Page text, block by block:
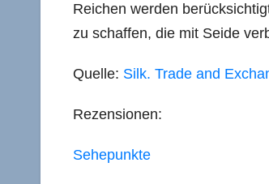
Reichen werden
zu schaffen, die mit Seide
Quelle: Silk. Trade and
Rezensionen:
Sehepunkte